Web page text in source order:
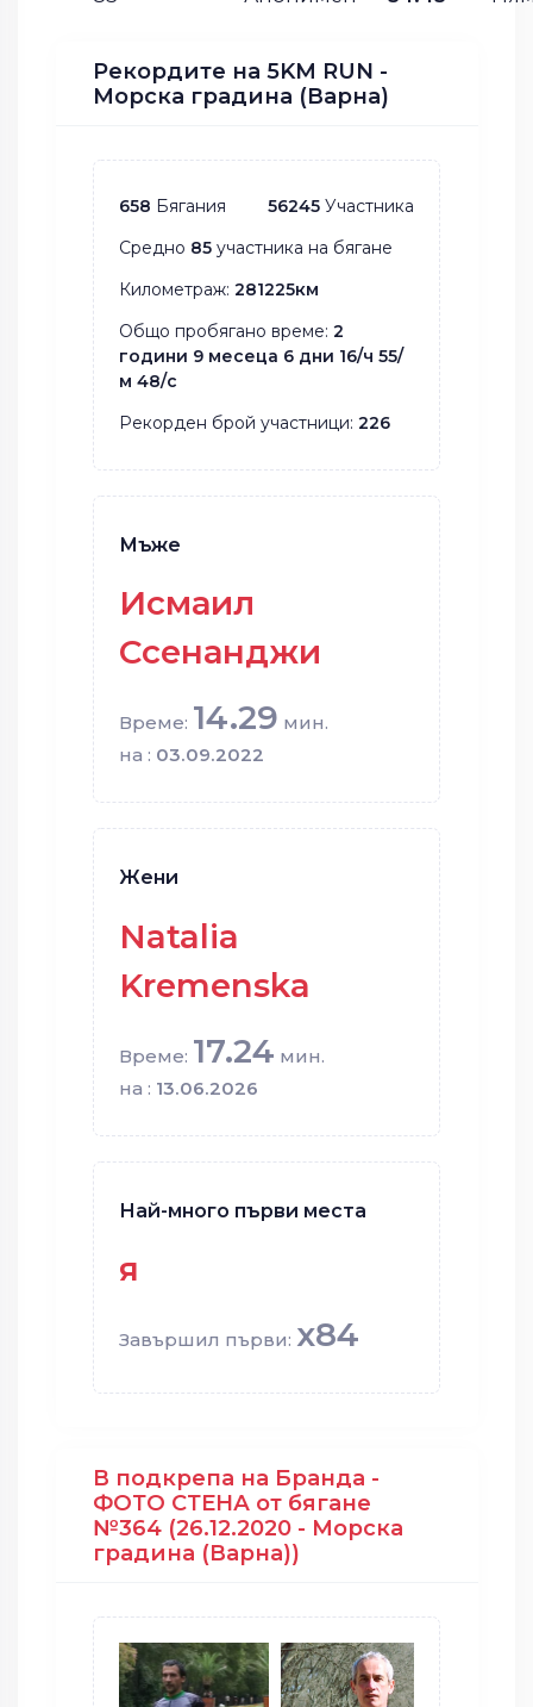
Рекордите на 5KM RUN -
Морска градина (Варна)
658 Бягания 56245 Участника
Средно 85 участника на бягане
Километраж: 281225км
Общо пробягано време: 2
години 9 месеца 6 дни 16/ч 55/
м 48/с
Рекорден брой участници: 226
Мъже
Исмаил
Ссенанджи
Време: 14.29 мин.
на : 03.09.2022
Жени
Natalia
Kremenska
Време: 17.24 мин.
на : 13.06.2026
Най-много първи места
я
Завършил първи: x84
В подкрепа на Бранда -
ФОТО СТЕНА от бягане
№364 (26.12.2020 - Морска
градина (Варна))